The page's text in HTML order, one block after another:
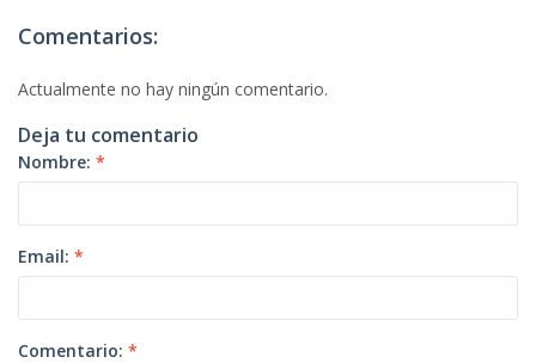
Comentarios:
Actualmente no hay ningún comentario.
Deja tu comentario
Nombre: *
Email: *
Comentario: *